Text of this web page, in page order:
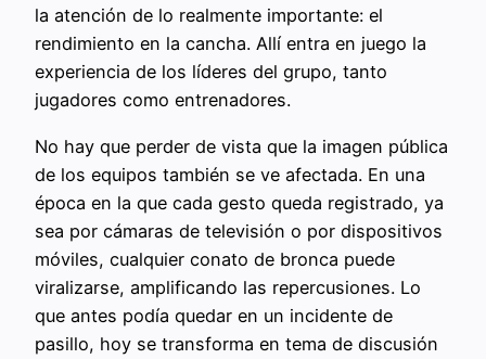
la atención de lo realmente importante: el
rendimiento en la cancha. Allí entra en juego la
experiencia de los líderes del grupo, tanto
jugadores como entrenadores.
No hay que perder de vista que la imagen pública
de los equipos también se ve afectada. En una
época en la que cada gesto queda registrado, ya
sea por cámaras de televisión o por dispositivos
móviles, cualquier conato de bronca puede
viralizarse, amplificando las repercusiones. Lo
que antes podía quedar en un incidente de
pasillo, hoy se transforma en tema de discusión